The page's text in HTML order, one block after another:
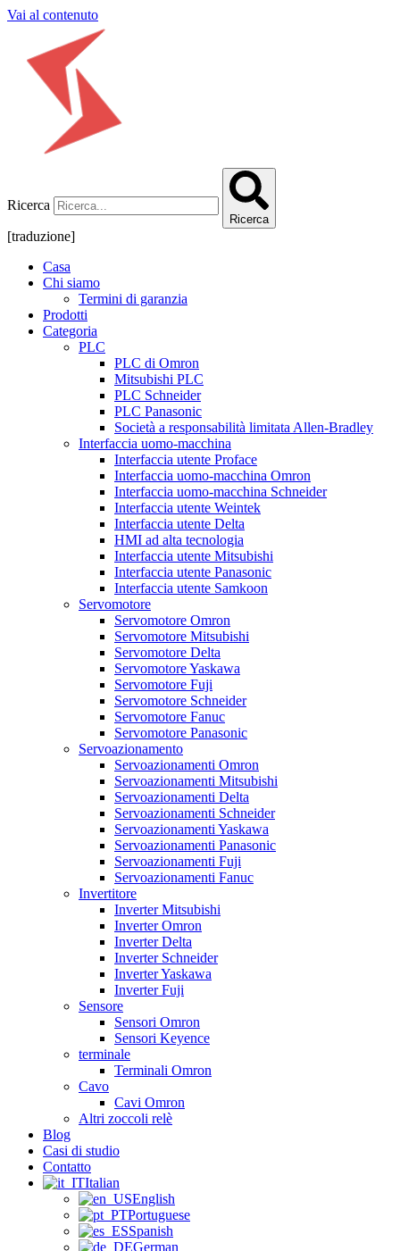
Vai al contenuto
Ricerca
Ricerca
[traduzione]
Casa
Chi siamo
Termini di garanzia
Prodotti
Categoria
PLC
PLC di Omron
Mitsubishi PLC
PLC Schneider
PLC Panasonic
Società a responsabilità limitata Allen-Bradley
Interfaccia uomo-macchina
Interfaccia utente Proface
Interfaccia uomo-macchina Omron
Interfaccia uomo-macchina Schneider
Interfaccia utente Weintek
Interfaccia utente Delta
HMI ad alta tecnologia
Interfaccia utente Mitsubishi
Interfaccia utente Panasonic
Interfaccia utente Samkoon
Servomotore
Servomotore Omron
Servomotore Mitsubishi
Servomotore Delta
Servomotore Yaskawa
Servomotore Fuji
Servomotore Schneider
Servomotore Fanuc
Servomotore Panasonic
Servoazionamento
Servoazionamenti Omron
Servoazionamenti Mitsubishi
Servoazionamenti Delta
Servoazionamenti Schneider
Servoazionamenti Yaskawa
Servoazionamenti Panasonic
Servoazionamenti Fuji
Servoazionamenti Fanuc
Invertitore
Inverter Mitsubishi
Inverter Omron
Inverter Delta
Inverter Schneider
Inverter Yaskawa
Inverter Fuji
Sensore
Sensori Omron
Sensori Keyence
terminale
Terminali Omron
Cavo
Cavi Omron
Altri zoccoli relè
Blog
Casi di studio
Contatto
Italian
English
Portuguese
Spanish
German